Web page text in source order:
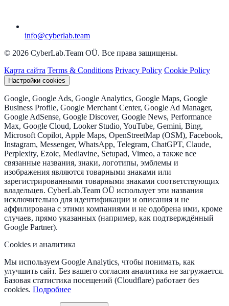
info@cyberlab.team
© 2026 CyberLab.Team OÜ. Все права защищены.
Карта сайта Terms & Conditions Privacy Policy Cookie Policy
Настройки cookies
Google, Google Ads, Google Analytics, Google Maps, Google
Business Profile, Google Merchant Center, Google Ad Manager,
Google AdSense, Google Discover, Google News, Performance
Max, Google Cloud, Looker Studio, YouTube, Gemini, Bing,
Microsoft Copilot, Apple Maps, OpenStreetMap (OSM), Facebook,
Instagram, Messenger, WhatsApp, Telegram, ChatGPT, Claude,
Perplexity, Ezoic, Mediavine, Setupad, Vimeo, а также все
связанные названия, знаки, логотипы, эмблемы и
изображения являются товарными знаками или
зарегистрированными товарными знаками соответствующих
владельцев. CyberLab.Team OÜ использует эти названия
исключительно для идентификации и описания и не
аффилирована с этими компаниями и не одобрена ими, кроме
случаев, прямо указанных (например, как подтверждённый
Google Partner).
Cookies и аналитика
Мы используем Google Analytics, чтобы понимать, как
улучшить сайт. Без вашего согласия аналитика не загружается.
Базовая статистика посещений (Cloudflare) работает без
cookies. Подробнее